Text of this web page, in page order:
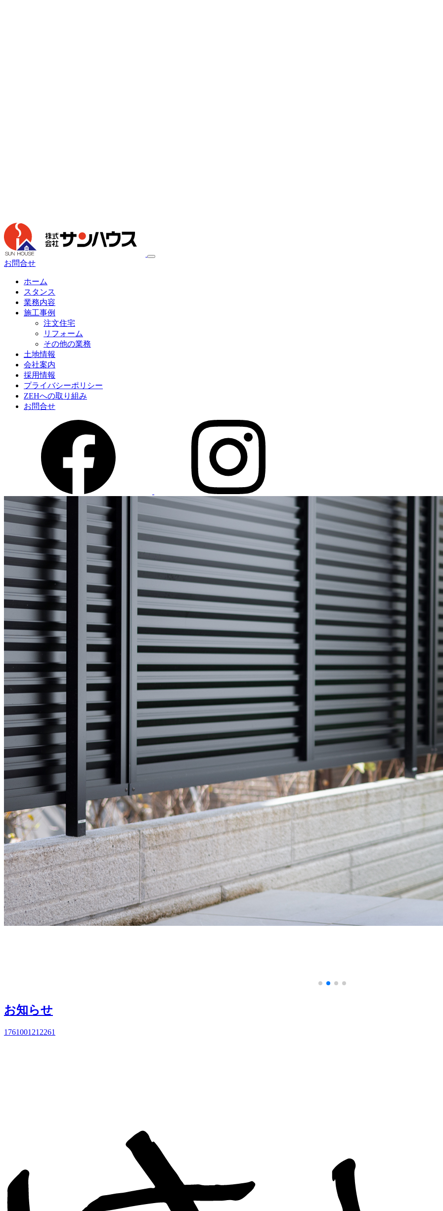
お問合せ
ホーム
スタンス
業務内容
施工事例
注文住宅
リフォーム
その他の業務
土地情報
会社案内
採用情報
プライバシーポリシー
ZEHへの取り組み
お問合せ
お知らせ
1761001212261